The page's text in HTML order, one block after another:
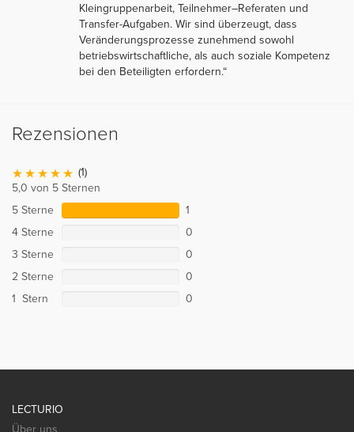
Kleingruppenarbeit, Teilnehmer–Referaten und
Transfer-Aufgaben. Wir sind überzeugt, dass
Veränderungsprozesse zunehmend sowohl
betriebswirtschaftliche, als auch soziale Kompetenz
bei den Beteiligten erfordern.“
Rezensionen
(1)
5,0 von 5 Sternen
5 Sterne
1
4 Sterne
0
3 Sterne
0
2 Sterne
0
1 Stern
0
LECTURIO
Über uns